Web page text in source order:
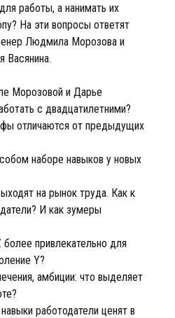
работы, а нанимать их
На эти вопросы ответят
Людмила Морозова и
Васянина.
Морозовой и Дарье
с двадцатилетними?
отличаются от предыдущих
наборе навыков у новых
на рынок труда. Как к
И как зумеры
привлекательно для
Y?
амбиции: что выделяет
работодатели ценят в